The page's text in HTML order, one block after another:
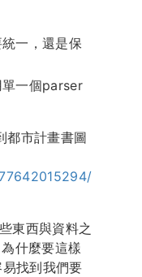
一，還是保
單一個parser
都市計畫書圖
東西與資料之
什麼要這樣
找到我們要